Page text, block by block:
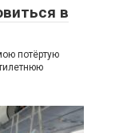
в
потёртую